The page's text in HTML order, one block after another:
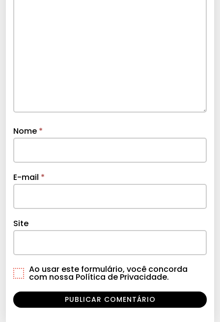
Nome *
E-mail *
Site
Ao usar este formulário, você concorda
com nossa Política de Privacidade.